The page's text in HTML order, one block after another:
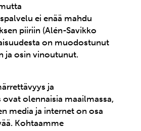
ei enää mahdu
piiriin (Alén-Savikko
on muodostunut
ja osin vinoutunut.
ja
olennaisia maailmassa,
media ja internet on osa
Kohtaamme